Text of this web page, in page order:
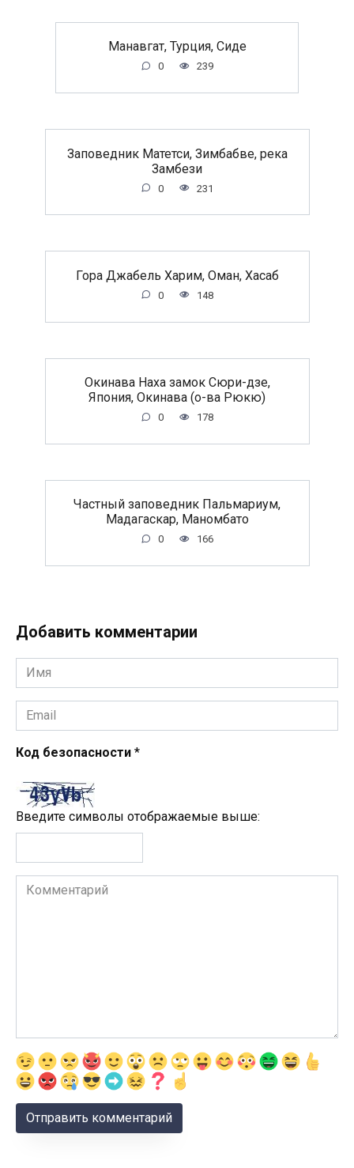
Манавгат, Турция, Сиде
0 239
Заповедник Матетси, Зимбабве, река
Замбези
0 231
Гора Джабель Харим, Оман, Хасаб
0 148
Окинава Наха замок Сюри-дзе,
Япония, Окинава (о-ва Рюкю)
0 178
Частный заповедник Пальмариум,
Мадагаскар, Маномбато
0 166
Добавить комментарии
Имя
*
Email
*
Код безопасности *
Введите символы отображаемые выше:
Комментарий